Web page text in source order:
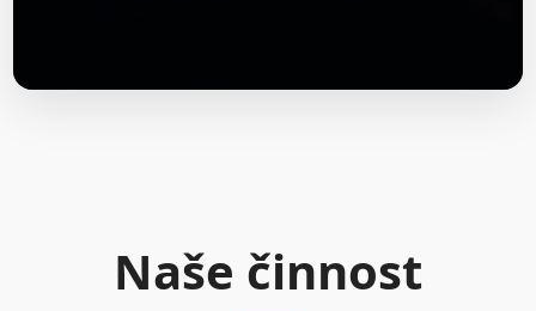
Naše činnost